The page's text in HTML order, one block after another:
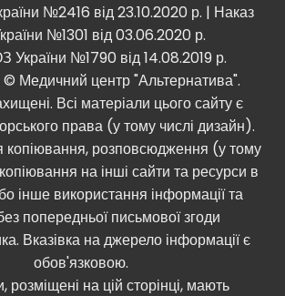
№2416 від 23.10.2020 р. | Наказ
№1301 від 03.06.2020 р.
України №1790 від 14.08.2019 р.
Медичний центр "Альтернатива".
Всі матеріали цього сайту є
права (у тому числі дизайн).
копіювання, розповсюдження (у тому
на інші сайти та ресурси в
інше використання інформації та
попередньої письмової згоди
Вказівка ​​на джерело інформації є
обов'язковою.
розміщені на цій сторінці, мають